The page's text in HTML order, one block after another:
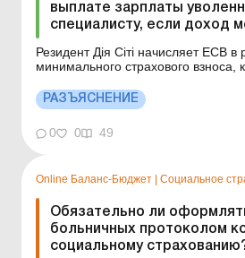
выплате зарплаты
специалисту, если доход
Резидент Дія Сіті начисляет ЕСВ в
минимального страхового взноса,
минимального размера заработной
ЕСВ в размере 22 %. Детальнее
освобождение от ЕСВ за себя,
РАЗЪЯСНЕНИЕ
0 0 49
Online Баланс-Бюджет Социальное
Обязательно ли
больничных протоколом
социальному